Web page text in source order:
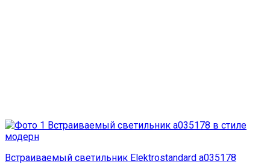
Встраиваемый светильник Elektrostandard a035178